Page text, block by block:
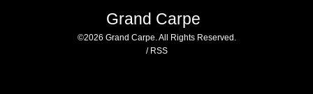
Grand Carpe
©2026 Grand Carpe. All Rights Reserved.
/ RSS